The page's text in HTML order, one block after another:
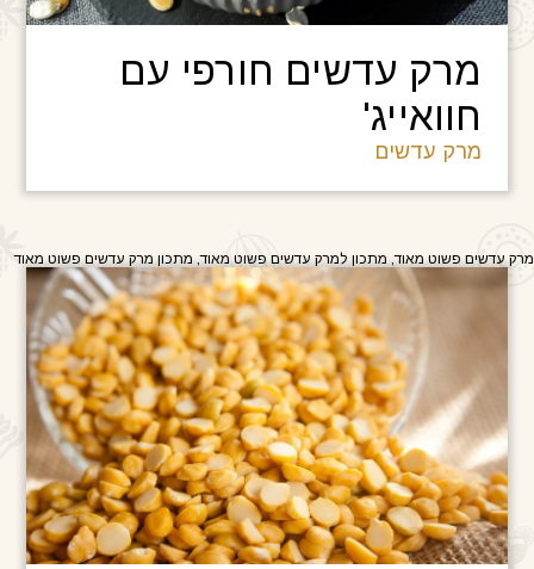
מרק עדשים חורפי עם
חוואייג'
מרק עדשים
מרק עדשים פשוט מאוד, מתכון למרק עדשים פשוט מאוד, מתכון מרק עדשים פשוט מאוד